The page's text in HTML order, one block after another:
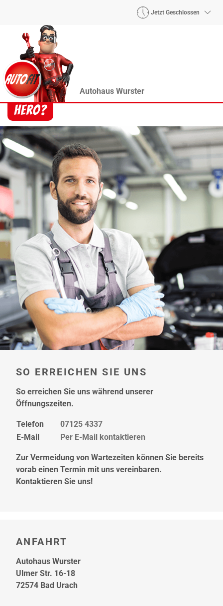
Jetzt Geschlossen
Autohaus Wurster
Heroes? Findet man bei uns!
Wie auch wir bringen Handmaker Herby, Rollin‘
Robby und Engineering Esy mit ihrer Superpower
jeden Wagen wieder auf die Bahn.
hier
SO ERREICHEN SIE UNS
So erreichen Sie uns während unserer
Öffnungszeiten.
Telefon
07125 4337
E-Mail
Per E-Mail kontaktieren
Zur Vermeidung von Wartezeiten können Sie bereits
vorab einen Termin mit uns vereinbaren.
Kontaktieren Sie uns!
ANFAHRT
Autohaus Wurster
Ulmer Str. 16-18
72574 Bad Urach